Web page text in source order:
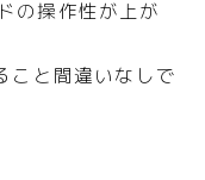
の操作性が上が
こと間違いなしで